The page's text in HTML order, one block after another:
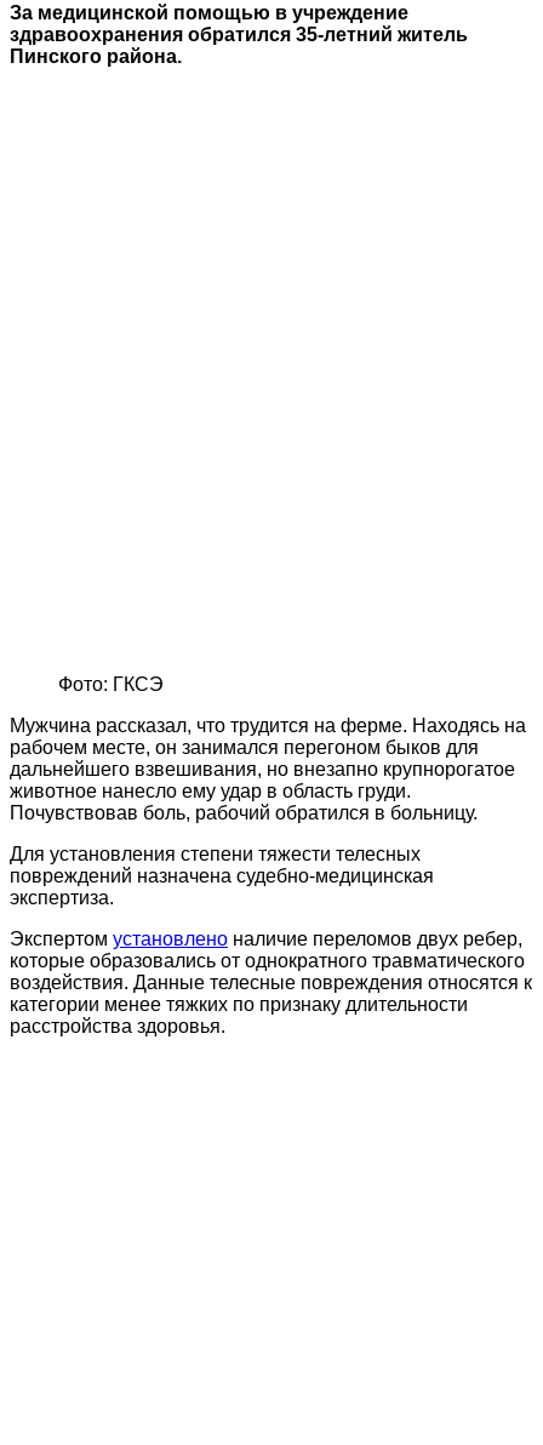
За медицинской помощью в учреждение
здравоохранения обратился 35-летний житель
Пинского района.
Фото: ГКСЭ
Мужчина рассказал, что трудится на ферме. Находясь на
рабочем месте, он занимался перегоном быков для
дальнейшего взвешивания, но внезапно крупнорогатое
животное нанесло ему удар в область груди.
Почувствовав боль, рабочий обратился в больницу.
Для установления степени тяжести телесных
повреждений назначена судебно-медицинская
экспертиза.
Экспертом установлено наличие переломов двух ребер,
которые образовались от однократного травматического
воздействия. Данные телесные повреждения относятся к
категории менее тяжких по признаку длительности
расстройства здоровья.